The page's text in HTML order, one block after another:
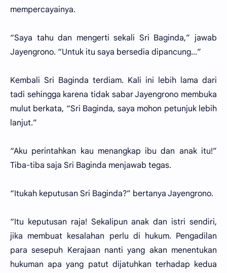
mempercayainya.
“Saya tahu dan mengerti sekali Sri Baginda,” jawab
Jayengrono. “Untuk itu saya bersedia dipancung...”
Kembali Sri Baginda terdiam. Kali ini lebih lama dari
tadi sehingga karena tidak sabar Jayengrono membuka
mulut berkata, “Sri Baginda, saya mohon petunjuk lebih
lanjut.”
“Aku perintahkan kau menangkap ibu dan anak itu!”
Tiba-tiba saja Sri Baginda menjawab tegas.
“Itukah keputusan Sri Baginda?” bertanya Jayengrono.
“Itu keputusan raja! Sekalipun anak dan istri sendiri,
jika membuat kesalahan perlu di hukum. Pengadilan
para sesepuh Kerajaan nanti yang akan menentukan
hukuman apa yang patut dijatuhkan terhadap kedua